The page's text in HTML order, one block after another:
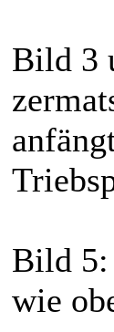
Bild 3
Bild 5:
wie